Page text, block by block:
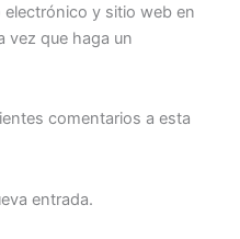
electrónico y sitio web en
vez que haga un
comentarios a esta
entrada.